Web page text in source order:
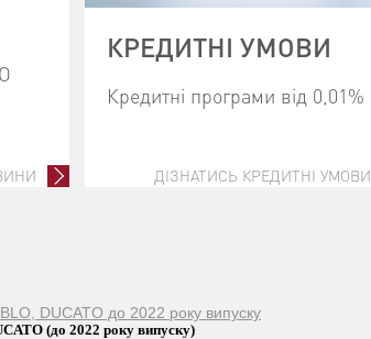
КРЕДИТНІ УМОВИ
Кредитні програми від 0,01%
ДІЗНАТИСЬ КРЕДИТНІ УМОВИ
DUCATO до 2022 року випуску
(до 2022 року випуску)